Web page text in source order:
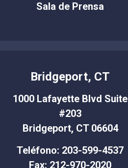
Sala de Prensa
Bridgeport, CT
1000 Lafayette Blvd Suite
#203
Bridgeport, CT 06604
Teléfono: 203-599-4537
Fax: 212-970-2020